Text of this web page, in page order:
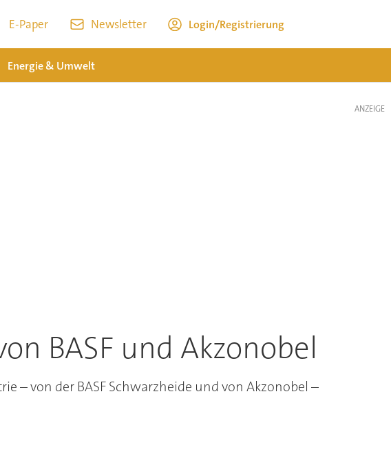
E-Paper Newsletter Login/Registrierung
Energie & Umwelt
BASF und Akzonobel
– von der BASF Schwarzheide und von Akzonobel –
ANZEIGE